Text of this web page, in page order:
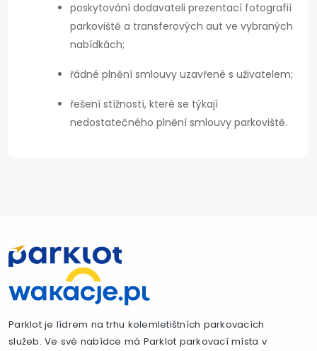
poskytování dodavateli prezentací fotografií
parkoviště a transferových aut ve vybraných
nabídkách;
řádné plnění smlouvy uzavřené s uživatelem;
řešení stížností, které se týkají
nedostatečného plnění smlouvy parkoviště.
Parklot je lídrem na trhu kolemletištních parkovacích
služeb. Ve své nabídce má Parklot parkovací místa v